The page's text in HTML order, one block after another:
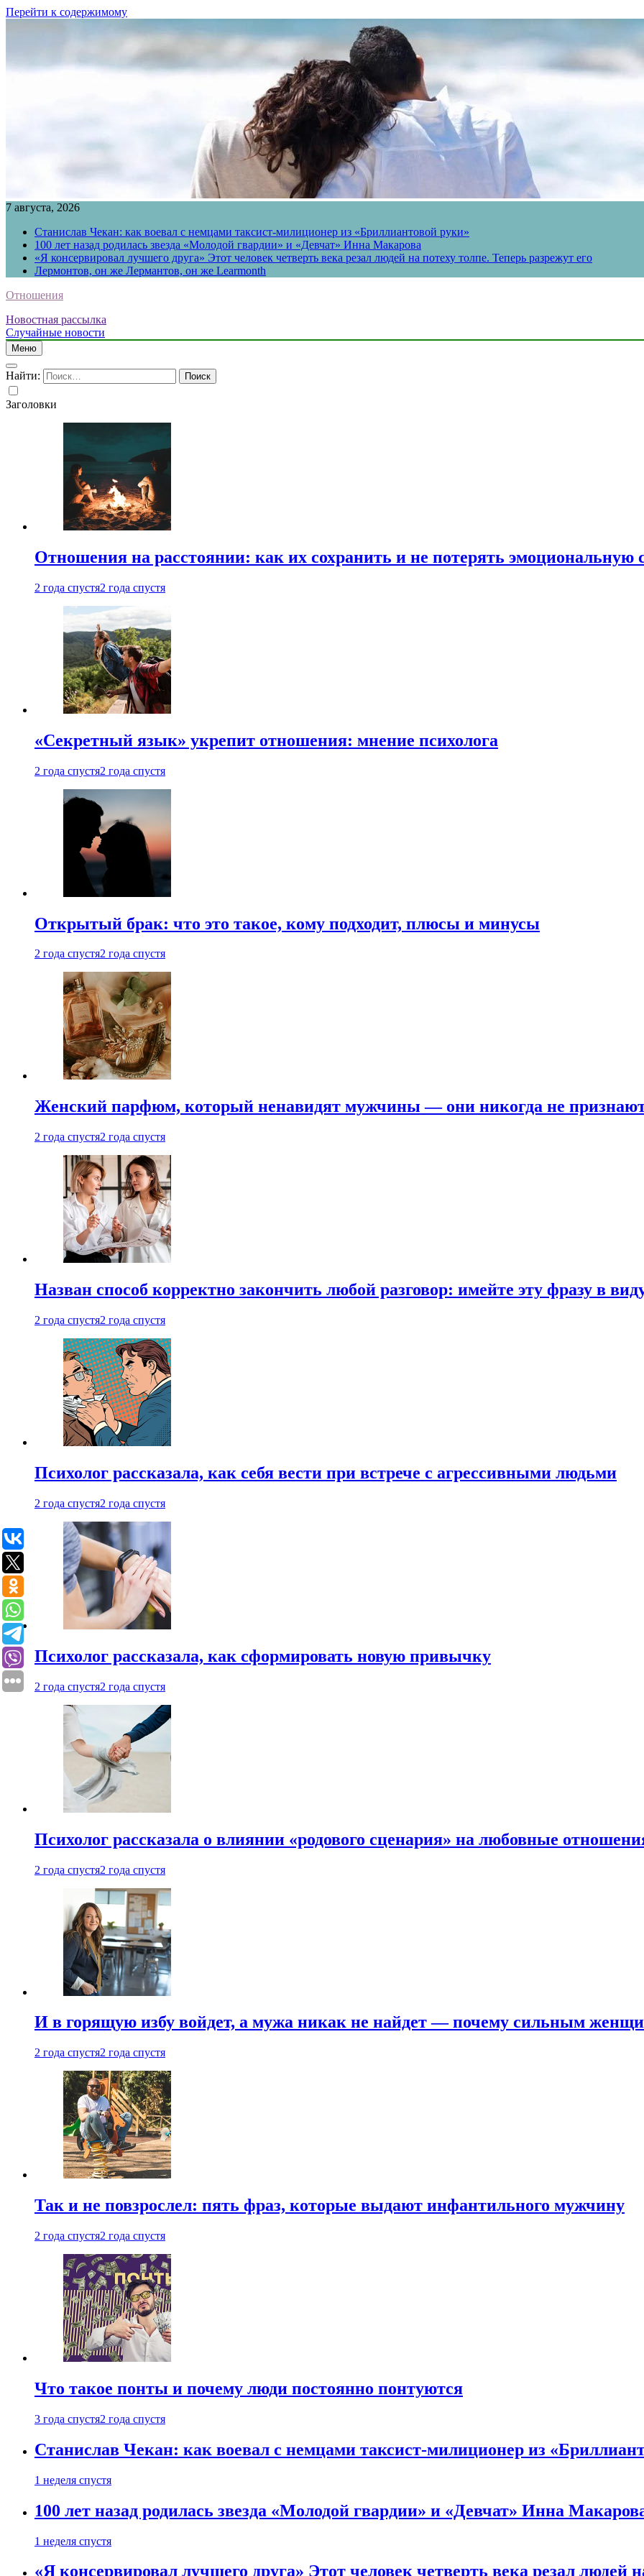
Перейти к содержимому
7 августа, 2026
Станислав Чекан: как воевал с немцами таксист-милиционер из «Бриллиантовой руки»
100 лет назад родилась звезда «Молодой гвардии» и «Девчат» Инна Макарова
«Я консервировал лучшего друга» Этот человек четверть века резал людей на потеху толпе. Теперь разрежут его
Лермонтов, он же Лермантов, он же Learmonth
Отношения
Новостная рассылка
Случайные новости
Меню
Найти:
Заголовки
Отношения на расстоянии: как их сохранить и не потерять
2 года спустя2 года спустя
«Секретный язык» укрепит отношения: мнение психолога
2 года спустя2 года спустя
Открытый брак: что это такое, кому подходит, плюсы и минусы
2 года спустя2 года спустя
Женский парфюм, который ненавидят мужчины — они никогда не
2 года спустя2 года спустя
Назван способ корректно закончить любой разговор: имейте эту фразу в
2 года спустя2 года спустя
Психолог рассказала, как себя вести при встрече с агрессивными людьми
2 года спустя2 года спустя
Психолог рассказала, как сформировать новую привычку
2 года спустя2 года спустя
Психолог рассказала о влиянии «родового сценария» на любовные
2 года спустя2 года спустя
И в горящую избу войдет, а мужа никак не найдет — почему сильным
2 года спустя2 года спустя
Так и не повзрослел: пять фраз, которые выдают инфантильного мужчину
2 года спустя2 года спустя
Что такое понты и почему люди постоянно понтуются
3 года спустя2 года спустя
Станислав Чекан: как воевал с немцами таксист-милиционер из
1 неделя спустя
100 лет назад родилась звезда «Молодой гвардии» и «Девчат» Инна
1 неделя спустя
«Я консервировал лучшего друга» Этот человек четверть века резал людей